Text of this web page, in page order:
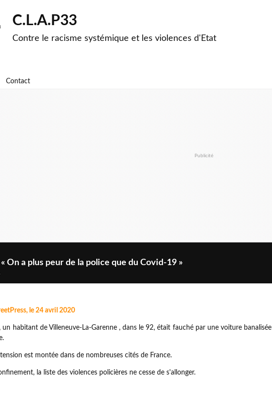
C.L.A.P33
Contre le racisme systémique et les violences d'Etat
Contact
Publicité
On a plus peur de la police que du Covid-19 »
le 24 avril 2020
un habitant de Villeneuve-La-Garenne , dans le 92, était fauché par une voiture banalisée
est montée dans de nombreuses cités de France.
la liste des violences policières ne cesse de s'allonger.